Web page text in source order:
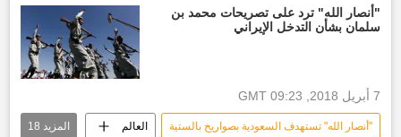
أخبار السعودية اليوم أنصار الله
الجيش اليمني أحداث اليمن
أخبار اليمن الأن
"أنصار الله" ترد على تصريحات محمد بن
سلمان بشأن التدخل الإيراني
7 أبريل 2018, 09:23 GMT
"أنصار الله" تستهدف السعودية بصواريخ بالستية العالم المزيد 18